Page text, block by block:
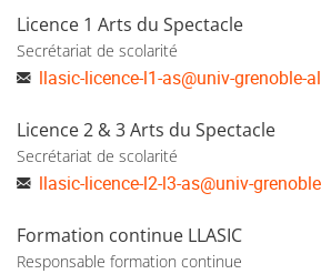
Licence 1 Arts du Spectacle
Secrétariat de scolarité
llasic-licence-l1-as@univ-grenoble-
Licence 2 & 3 Arts du Spectacle
Secrétariat de scolarité
llasic-licence-l2-l3-as@univ-
Formation continue LLASIC
Responsable formation continue